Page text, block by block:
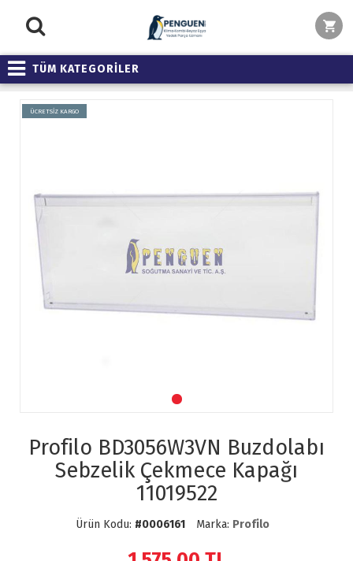
TÜM KATEGORİLER
ÜCRETSİZ KARGO
Profilo BD3056W3VN Buzdolabı
Sebzelik Çekmece Kapağı
11019522
Ürün Kodu: #0006161 Marka: Profilo